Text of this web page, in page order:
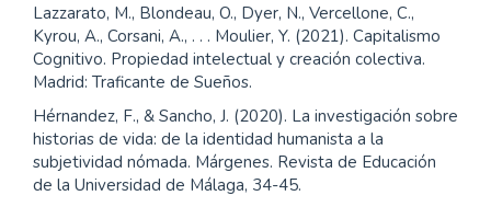
Lazzarato, M., Blondeau, O., Dyer, N., Vercellone, C.,
Kyrou, A., Corsani, A., . . . Moulier, Y. (2021). Capitalismo
Cognitivo. Propiedad intelectual y creación colectiva.
Madrid: Traficante de Sueños.
Hérnandez, F., & Sancho, J. (2020). La investigación sobre
historias de vida: de la identidad humanista a la
subjetividad nómada. Márgenes. Revista de Educación
de la Universidad de Málaga, 34-45.